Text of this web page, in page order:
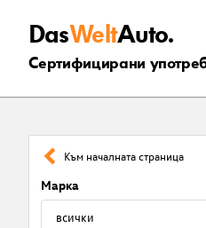
DasWeltAuto.
Сертифицирани
Към началната страница
Марка